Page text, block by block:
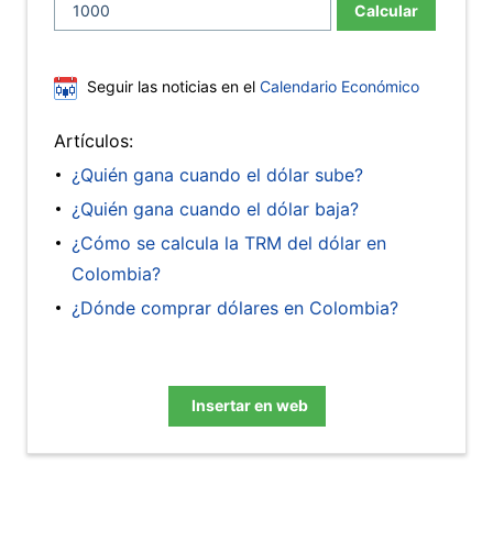
Calcular
Seguir las noticias en el Calendario Económico
Artículos:
¿Quién gana cuando el dólar sube?
¿Quién gana cuando el dólar baja?
¿Cómo se calcula la TRM del dólar en
Colombia?
¿Dónde comprar dólares en Colombia?
Insertar en web